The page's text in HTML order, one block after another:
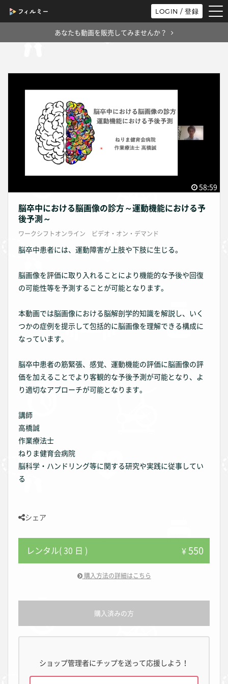
LOGIN / 登録
あなたも動画を販売してみませんか？
58:59
脳卒中における脳画像の診方～運動機能における予
後予測～
ワークシフトオンライン ビデオ・オン・デマンド
脳卒中患者には、運動障害が上肢や下肢に生じる。
脳画像を評価に取り入れることにより機能的な予後や回復
の可能性等を予測することが可能となります。
本動画では脳画像における脳解剖学的知識を解説し、いく
つかの症例を提示して包括的に脳画像を理解できる構成に
なっています。
脳卒中患者の筋緊張、感覚、運動機能の評価に脳画像の評
価を加えることでより客観的な予後予測が可能となり、よ
り適切なアプローチが可能となります。
講師
高橋誠
作業療法士
ねりま健育会病院
脳科学・ハンドリング等に関する研究や実践に従事してい
る
シェア
レンタル( 30 日 ) ¥550
購入方法の詳細はこちら
購入済みの方
ショップ管理者にチップを送って応援しよう！